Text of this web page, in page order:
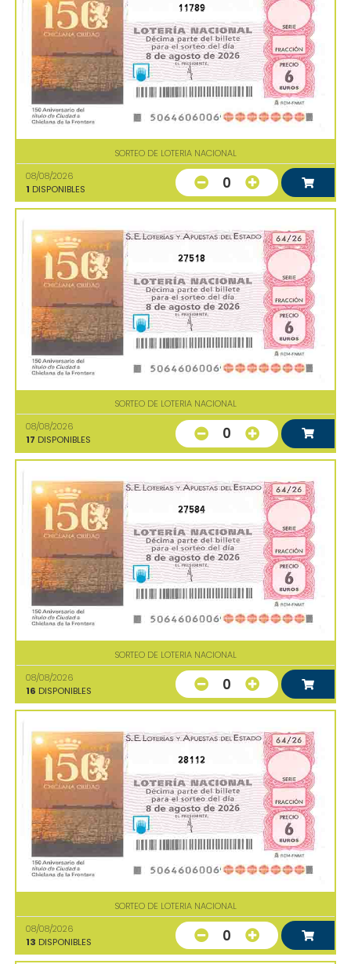
11789
SORTEO DE LOTERIA NACIONAL
08/08/2026
1 DISPONIBLES 0
27518
SORTEO DE LOTERIA NACIONAL
08/08/2026
17 DISPONIBLES 0
27584
SORTEO DE LOTERIA NACIONAL
08/08/2026
16 DISPONIBLES 0
28112
SORTEO DE LOTERIA NACIONAL
08/08/2026
13 DISPONIBLES 0